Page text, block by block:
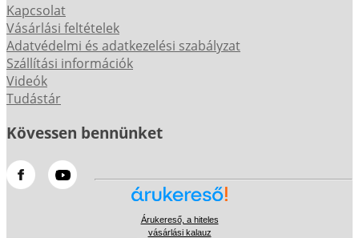
Kapcsolat
Vásárlási feltételek
Adatvédelmi és adatkezelési szabályzat
Szállítási információk
Videók
Tudástár
Kövessen bennünket
Árukereső, a hiteles
vásárlási kalauz